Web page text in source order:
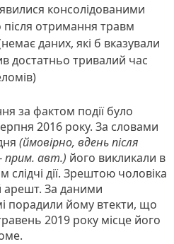
консолідованими
отримання травм
даних, які б вказували
достатньо тривалий час
за фактом події було
2016 року. За словами
(ймовірно, вдень після
прим. авт.) його викликали в
слідчі дії. Зрештою чоловіка
арешт. За даними
порадили йому втекти, що
2019 року місце його